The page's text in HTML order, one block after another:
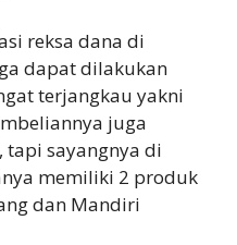
reksa dana di
dapat dilakukan
terjangkau yakni
juga
tapi sayangnya di
memiliki 2 produk
dan Mandiri